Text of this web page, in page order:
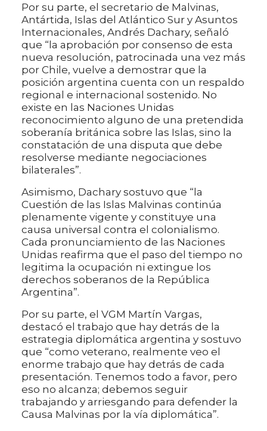
Por su parte, el secretario de Malvinas,
Antártida, Islas del Atlántico Sur y Asuntos
Internacionales, Andrés Dachary, señaló
que “la aprobación por consenso de esta
nueva resolución, patrocinada una vez más
por Chile, vuelve a demostrar que la
posición argentina cuenta con un respaldo
regional e internacional sostenido. No
existe en las Naciones Unidas
reconocimiento alguno de una pretendida
soberanía británica sobre las Islas, sino la
constatación de una disputa que debe
resolverse mediante negociaciones
bilaterales”.
Asimismo, Dachary sostuvo que “la
Cuestión de las Islas Malvinas continúa
plenamente vigente y constituye una
causa universal contra el colonialismo.
Cada pronunciamiento de las Naciones
Unidas reafirma que el paso del tiempo no
legitima la ocupación ni extingue los
derechos soberanos de la República
Argentina”.
Por su parte, el VGM Martín Vargas,
destacó el trabajo que hay detrás de la
estrategia diplomática argentina y sostuvo
que “como veterano, realmente veo el
enorme trabajo que hay detrás de cada
presentación. Tenemos todo a favor, pero
eso no alcanza; debemos seguir
trabajando y arriesgando para defender la
Causa Malvinas por la vía diplomática”.